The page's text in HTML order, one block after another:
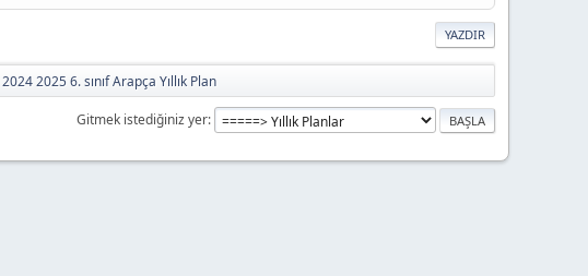
YAZDIR
2024 2025 6. sınıf Arapça Yıllık Plan
Gitmek istediğiniz yer